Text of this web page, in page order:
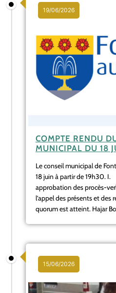
19/06/2026
COMPTE RENDU
MUNICIPAL DU 18
Le conseil municipal de
18 juin à partir de 19h30.
approbation des procès-
l’appel des présents et des
quorum est atteint. Hajar
15/06/2026